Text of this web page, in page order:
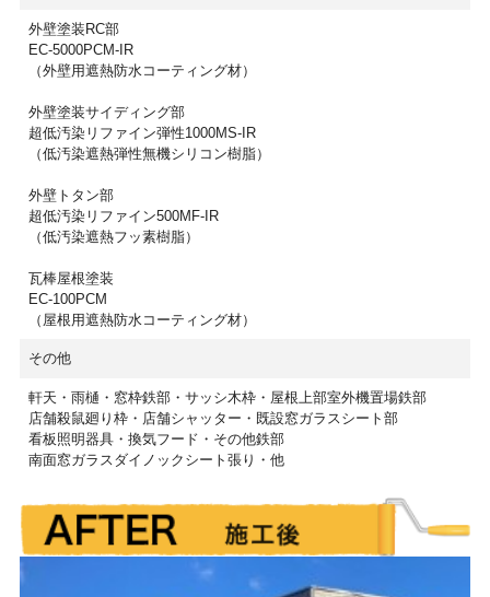
外壁塗装RC部
EC-5000PCM-IR
（外壁用遮熱防水コーティング材）
外壁塗装サイディング部
超低汚染リファイン弾性1000MS-IR
（低汚染遮熱弾性無機シリコン樹脂）
外壁トタン部
超低汚染リファイン500MF-IR
（低汚染遮熱フッ素樹脂）
瓦棒屋根塗装
EC-100PCM
（屋根用遮熱防水コーティング材）
その他
軒天・雨樋・窓枠鉄部・サッシ木枠・屋根上部室外機置場鉄部
店舗殺鼠廻り枠・店舗シャッター・既設窓ガラスシート部
看板照明器具・換気フード・その他鉄部
南面窓ガラスダイノックシート張り・他